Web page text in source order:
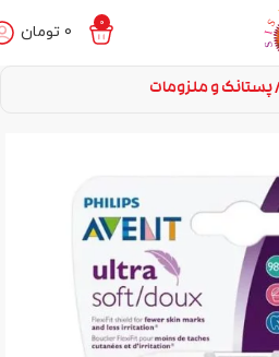
0
0 تومان
پستانک و ملزومات